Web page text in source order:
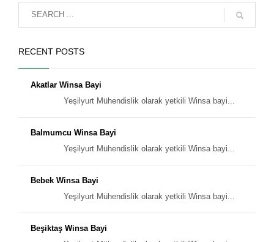
RECENT POSTS
Akatlar Winsa Bayi
Yeşilyurt Mühendislik olarak yetkili Winsa bayi...
Balmumcu Winsa Bayi
Yeşilyurt Mühendislik olarak yetkili Winsa bayi...
Bebek Winsa Bayi
Yeşilyurt Mühendislik olarak yetkili Winsa bayi...
Beşiktaş Winsa Bayi